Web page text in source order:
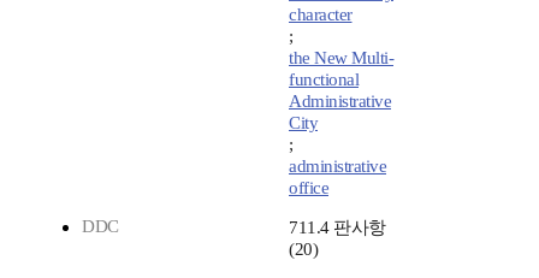
character
;
the New Multi-
functional
Administrative
City
;
administrative
office
DDC
711.4 판사항
(20)